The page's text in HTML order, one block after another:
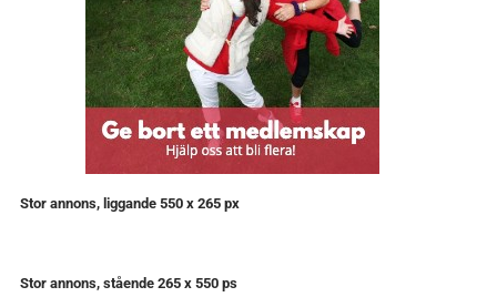
Stor annons, liggande 550 x 265 px
Stor annons, stående 265 x 550 ps